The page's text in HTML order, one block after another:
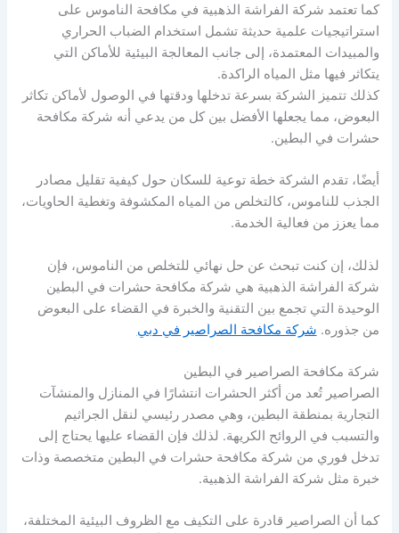
كما تعتمد شركة الفراشة الذهبية في مكافحة الناموس على
استراتيجيات علمية حديثة تشمل استخدام الضباب الحراري
والمبيدات المعتمدة، إلى جانب المعالجة البيئية للأماكن التي
يتكاثر فيها مثل المياه الراكدة.
كذلك تتميز الشركة بسرعة تدخلها ودقتها في الوصول لأماكن تكاثر
البعوض، مما يجعلها الأفضل بين كل من يدعي أنه شركة مكافحة
حشرات في البطين.
أيضًا، تقدم الشركة خطة توعية للسكان حول كيفية تقليل مصادر
الجذب للناموس، كالتخلص من المياه المكشوفة وتغطية الحاويات،
مما يعزز من فعالية الخدمة.
لذلك، إن كنت تبحث عن حل نهائي للتخلص من الناموس، فإن
شركة الفراشة الذهبية هي شركة مكافحة حشرات في البطين
الوحيدة التي تجمع بين التقنية والخبرة في القضاء على البعوض
من جذوره. شركة مكافحة الصراصير في دبي
شركة مكافحة الصراصير في البطين
الصراصير تُعد من أكثر الحشرات انتشارًا في المنازل والمنشآت
التجارية بمنطقة البطين، وهي مصدر رئيسي لنقل الجراثيم
والتسبب في الروائح الكريهة. لذلك فإن القضاء عليها يحتاج إلى
تدخل فوري من شركة مكافحة حشرات في البطين متخصصة وذات
خبرة مثل شركة الفراشة الذهبية.
كما أن الصراصير قادرة على التكيف مع الظروف البيئية المختلفة،